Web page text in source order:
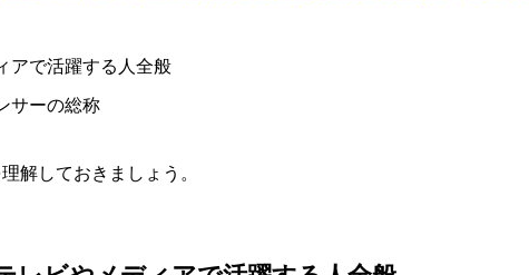
アで活躍する人全般
サーの総称
解しておきましょう。